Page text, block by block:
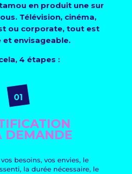
en produit une sur
Télévision, cinéma,
ou corporate, tout est
et envisageable.
4 étapes :
01
DEMANDE
besoins, vos envies, le
la durée nécessaire, le